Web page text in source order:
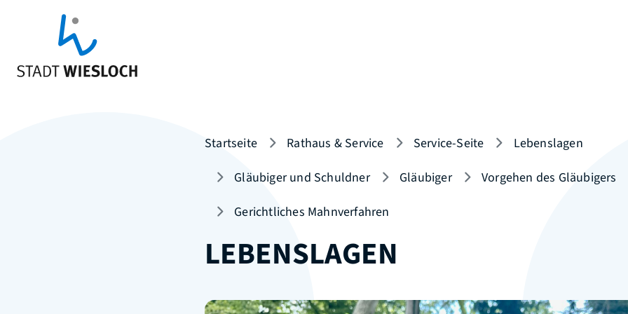
Startseite Rathaus & Service Service-Seite
Lebenslagen
Gläubiger und Schuldner
Gläubiger
Vorgehen des Gläubigers
Gerichtliches Mahnverfahren
LEBENSLAGEN